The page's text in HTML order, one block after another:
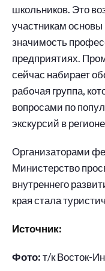
школьников. Это
участникам
значимость
предприятиях.
сейчас набирает
рабочая группа,
вопросами по
экскурсий в
Организаторами
Министерство
внутреннего
края стала
Источник:
Фото:т/к Восток-